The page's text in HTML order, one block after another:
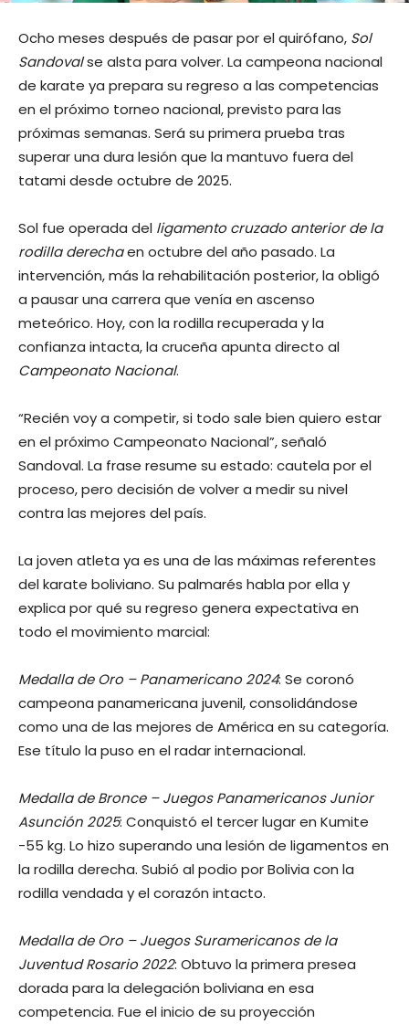
Ocho meses después de pasar por el quirófano, Sol
Sandovalse alsta para volver. La campeona nacional
de karate ya prepara su regreso a las competencias
en el próximo torneo nacional, previsto para las
próximas semanas. Será su primera prueba tras
superar una dura lesión que la mantuvo fuera del
tatami desde octubre de 2025.
Sol fue operada del ligamento cruzado anterior de la
rodilla derechaen octubre del año pasado. La
intervención, más la rehabilitación posterior, la obligó
a pausar una carrera que venía en ascenso
meteórico. Hoy, con la rodilla recuperada y la
confianza intacta, la cruceña apunta directo al
Campeonato Nacional.
“Recién voy a competir, si todo sale bien quiero estar
en el próximo Campeonato Nacional”, señaló
Sandoval. La frase resume su estado: cautela por el
proceso, pero decisión de volver a medir su nivel
contra las mejores del país.
La joven atleta ya es una de las máximas referentes
del karate boliviano. Su palmarés habla por ella y
explica por qué su regreso genera expectativa en
todo el movimiento marcial:
Medalla de Oro – Panamericano 2024: Se coronó
campeona panamericana juvenil, consolidándose
como una de las mejores de América en su categoría.
Ese título la puso en el radar internacional.
Medalla de Bronce – Juegos Panamericanos Junior
Asunción 2025: Conquistó el tercer lugar en Kumite
-55 kg. Lo hizo superando una lesión de ligamentos en
la rodilla derecha. Subió al podio por Bolivia con la
rodilla vendada y el corazón intacto.
Medalla de Oro – Juegos Suramericanos de la
Juventud Rosario 2022: Obtuvo la primera presea
dorada para la delegación boliviana en esa
competencia. Fue el inicio de su proyección